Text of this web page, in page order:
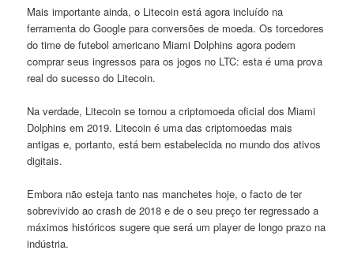
Mais importante ainda, o Litecoin está agora incluído na
ferramenta do Google para conversões de moeda. Os torcedores
do time de futebol americano Miami Dolphins agora podem
comprar seus ingressos para os jogos no LTC: esta é uma prova
real do sucesso do Litecoin.
Na verdade, Litecoin se tornou a criptomoeda oficial dos Miami
Dolphins em 2019. Litecoin é uma das criptomoedas mais
antigas e, portanto, está bem estabelecida no mundo dos ativos
digitais.
Embora não esteja tanto nas manchetes hoje, o facto de ter
sobrevivido ao crash de 2018 e de o seu preço ter regressado a
máximos históricos sugere que será um player de longo prazo na
indústria.